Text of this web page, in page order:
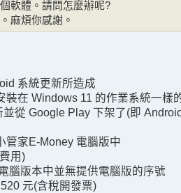
軟體。請問怎麼辦呢?
麻煩你感謝。
系統更新所造成
在 Windows 11 的作業系統一
從 Google Play 下架了(即
管家E-Money 電腦版中
用)
腦版本中並無提供電腦版的序號
元(含稅開發票)